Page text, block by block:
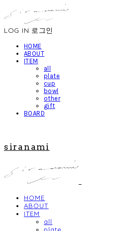
LOG IN 로그인
HOME
ABOUT
ITEM
all
plate
cup
bowl
other
gift
BOARD
siranami
HOME
ABOUT
ITEM
all
plate